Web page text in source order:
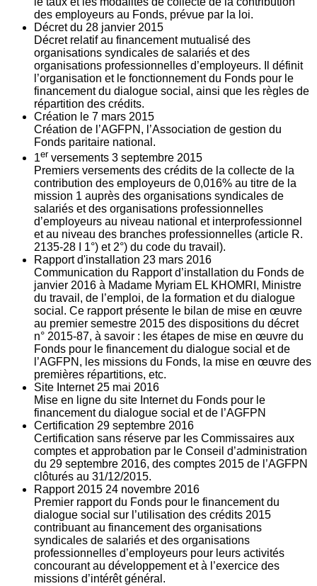
des employeurs au Fonds, prévue par la loi.
Décret du 28 janvier 2015
Décret relatif au financement mutualisé des
organisations syndicales de salariés et des
organisations professionnelles d’employeurs. Il définit
l’organisation et le fonctionnement du Fonds pour le
financement du dialogue social, ainsi que les règles de
répartition des crédits.
Création le 7 mars 2015
Création de l’AGFPN, l’Association de gestion du
Fonds paritaire national.
1er versements 3 septembre 2015
Premiers versements des crédits de la collecte de la
contribution des employeurs de 0,016% au titre de la
mission 1 auprès des organisations syndicales de
salariés et des organisations professionnelles
d’employeurs au niveau national et interprofessionnel
et au niveau des branches professionnelles (article R.
2135‐28 I 1°) et 2°) du code du travail).
Rapport d'installation 23 mars 2016
Communication du Rapport d’installation du Fonds de
janvier 2016 à Madame Myriam EL KHOMRI, Ministre
du travail, de l’emploi, de la formation et du dialogue
social. Ce rapport présente le bilan de mise en œuvre
au premier semestre 2015 des dispositions du décret
n° 2015-87, à savoir : les étapes de mise en œuvre du
Fonds pour le financement du dialogue social et de
l’AGFPN, les missions du Fonds, la mise en œuvre des
premières répartitions, etc.
Site Internet 25 mai 2016
Mise en ligne du site Internet du Fonds pour le
financement du dialogue social et de l’AGFPN
Certification 29 septembre 2016
Certification sans réserve par les Commissaires aux
comptes et approbation par le Conseil d’administration
du 29 septembre 2016, des comptes 2015 de l’AGFPN
clôturés au 31/12/2015.
Rapport 2015 24 novembre 2016
Premier rapport du Fonds pour le financement du
dialogue social sur l’utilisation des crédits 2015
contribuant au financement des organisations
syndicales de salariés et des organisations
professionnelles d’employeurs pour leurs activités
concourant au développement et à l’exercice des
missions d’intérêt général.